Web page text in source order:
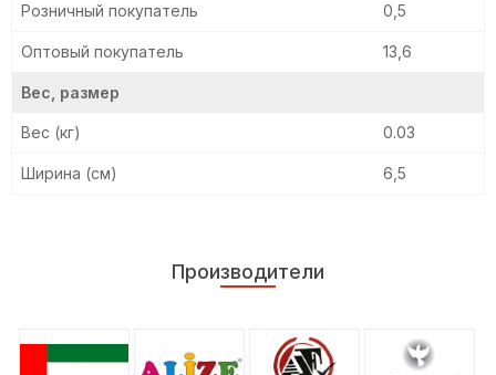
Розничный покупатель 0,5
Оптовый покупатель 13,6
Вес, размер
Вес (кг) 0.03
Ширина (см) 6,5
Производители